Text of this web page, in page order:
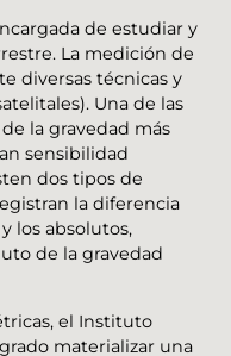
de estudiar y
La medición de
diversas técnicas y
Una de las
la gravedad más
sensibilidad
dos tipos de
la diferencia
los absolutos,
de la gravedad
el Instituto
materializar una